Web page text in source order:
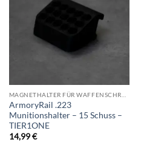
ArmoryRail .223
Munitionshalter – 15 Schuss –
TIER1ONE
14,99€